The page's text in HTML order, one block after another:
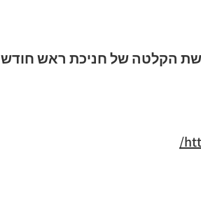
הקלטה של חניכת ראש חודש